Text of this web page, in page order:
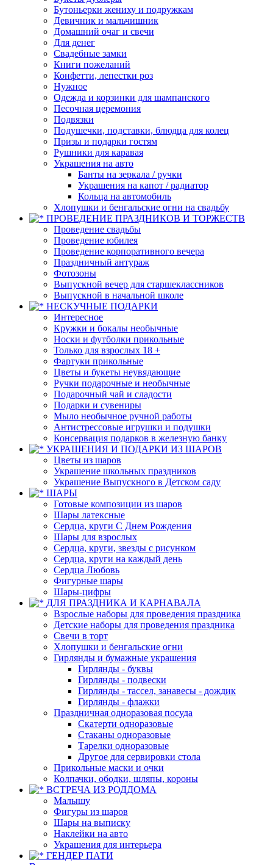
Бутоньерки жениху и подружкам
Девичник и мальчишник
Домашний очаг и свечи
Для денег
Свадебные замки
Книги пожеланий
Конфетти, лепестки роз
Нужное
Одежда и корзинки для шампанского
Песочная церемония
Подвязки
Подушечки, подставки, блюдца для колец
Призы и подарки гостям
Рушники для каравая
Украшения на авто
Банты на зеркала / ручки
Украшения на капот / радиатор
Кольца на автомобиль
Хлопушки и бенгальские огни на свадьбу
ПРОВЕДЕНИЕ ПРАЗДНИКОВ И ТОРЖЕСТВ
Проведение свадьбы
Проведение юбилея
Проведение корпоративного вечера
Праздничный антураж
Фотозоны
Выпускной вечер для старшеклассников
Выпускной в начальной школе
НЕСКУЧНЫЕ ПОДАРКИ
Интересное
Кружки и бокалы необычные
Носки и футболки прикольные
Только для взрослых 18 +
Фартуки прикольные
Цветы и букеты неувядающие
Ручки подарочные и необычные
Подарочный чай и сладости
Подарки и сувениры
Мыло необычное ручной работы
Антистрессовые игрушки и подушки
Консервация подарков в железную банку
УКРАШЕНИЯ И ПОДАРКИ ИЗ ШАРОВ
Цветы из шаров
Украшение школьных праздников
Украшение Выпускного в Детском саду
ШАРЫ
Готовые композиции из шаров
Шары латексные
Сердца, круги С Днем Рождения
Шары для взрослых
Сердца, круги, звезды с рисунком
Сердца, круги на каждый день
Сердца Любовь
Фигурные шары
Шары-цифры
ДЛЯ ПРАЗДНИКА И КАРНАВАЛА
Взрослые наборы для проведения праздника
Детские наборы для проведения праздника
Свечи в торт
Хлопушки и бенгальские огни
Гирлянды и бумажные украшения
Гирлянды - буквы
Гирлянды - подвески
Гирлянды - тассел, занавесы - дождик
Гирлянды - флажки
Праздничная одноразовая посуда
Скатерти одноразовые
Стаканы одноразовые
Тарелки одноразовые
Другое для сервировки стола
Прикольные маски и очки
Колпачки, ободки, шляпы, короны
ВСТРЕЧА ИЗ РОДДОМА
Малышу
Фигуры из шаров
Шары на выписку
Наклейки на авто
Украшения для интерьера
ГЕНДЕР ПАТИ